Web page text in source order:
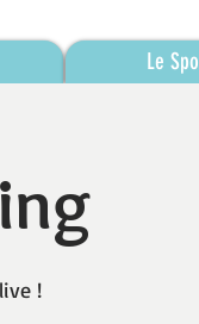
Le
!